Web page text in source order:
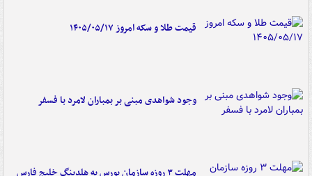
قیمت طلا و سکه امروز ۱۴۰۵/۰۵/۱۷
وجود شواهدی مبنی بر بمباران لامرد با فسفر
مهلت ۳ روزه سازمان بورس به هلدینگ خلیج فارس